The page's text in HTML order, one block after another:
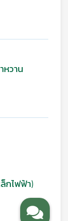
หวาน
กไฟฟ้า)